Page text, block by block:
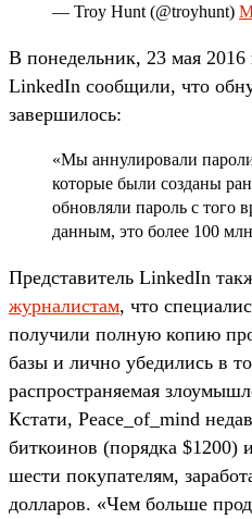
— Troy Hunt (@troyhunt)
В понедельник, 23 мая 2016
LinkedIn сообщили, что
завершилось:
«Мы аннулировали
которые были созданы
обновляли пароль с того
данным, это более 100
Представитель LinkedIn
журналистам, что
получили полную копию
базы и лично убедились в
распространяемая
Кстати, Peace_of_mind
биткоинов (порядка $1200)
шести покупателям,
долларов. «Чем больше